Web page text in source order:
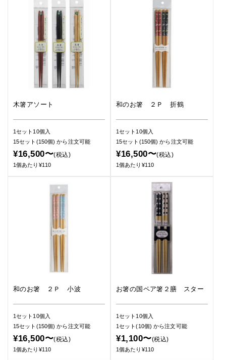
木箸アソート
1セット10個入
15セット(150個)から注文可能
¥16,500〜(税込)
1個あたり¥110
和のお箸 ２Ｐ 折鶴
1セット10個入
15セット(150個)から注文可能
¥16,500〜(税込)
1個あたり¥110
和のお箸 ２Ｐ 小波
1セット10個入
15セット(150個)から注文可能
¥16,500〜(税込)
1個あたり¥110
お箸の国ペア箸２膳 スター
1セット10個入
1セット(10個)から注文可能
¥1,100〜(税込)
1個あたり¥110